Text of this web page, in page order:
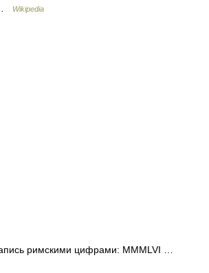
Wikipedia
римскими цифрами: MMMLVI …